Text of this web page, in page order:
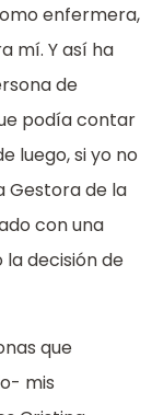
enfermera,
mí. Y así ha
de
podía contar
luego, si yo no
Gestora de la
con una
decisión de
que
mis